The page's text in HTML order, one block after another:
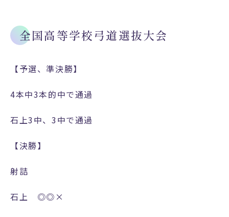
全国高等学校弓道選抜大会
【予選、準決勝】
4本中3本的中で通過
石上3中、3中で通過
【決勝】
射詰
石上 ◎◎×